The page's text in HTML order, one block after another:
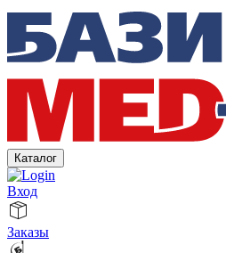
Каталог
Вход
Заказы